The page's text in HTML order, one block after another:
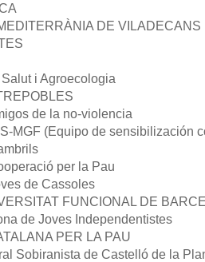
DE VILADECANS
i Agroecologia
de la no-violencia
MGF (Equipo de sensibilización
per la Pau
de Cassoles
FUNCIONAL DE
de Joves Independentistes
PER LA PAU
Sobiranista de Castelló de la